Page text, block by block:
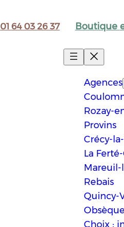
01 64 03 26 37 Boutique
Agences
Rozay-
Provins
Crécy-
La
Mareuil-
Rebais
Quincy-
Choix :